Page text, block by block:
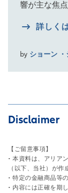
響が主な焦
詳しく
by ショーン
Disclaimer
【ご留意事項】
• 本資料は、アリア
（以下、当社）が作
• 特定の金融商品等
• 内容には正確を期